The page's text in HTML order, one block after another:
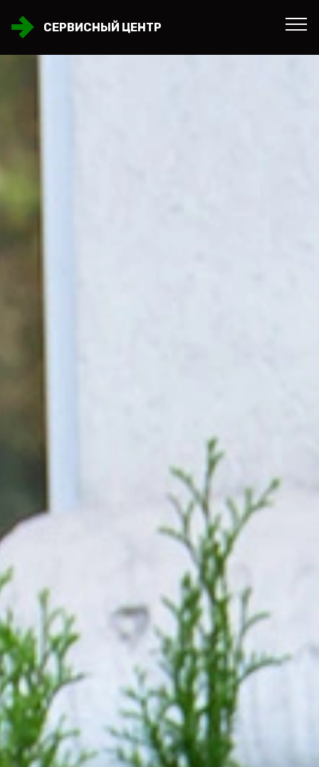
СЕРВИСНЫЙ ЦЕНТР